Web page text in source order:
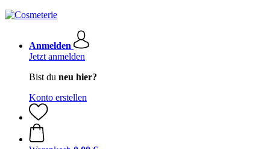
Anmelden
Jetzt anmelden
Bist du neu hier?
Konto erstellen